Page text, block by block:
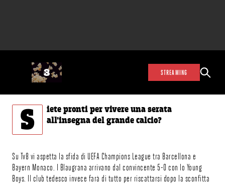
STREAMING
S
iete pronti per vivere una serata
all'insegna del grande calcio?
Su Tv8 vi aspetta la sfida di UEFA Champions League tra Barcellona e
Bayern Monaco. I Blaugrana arrivano dal convincente 5-0 con lo Young
Boys. Il club tedesco invece farà di tutto per riscattarsi dopo la sconfitta